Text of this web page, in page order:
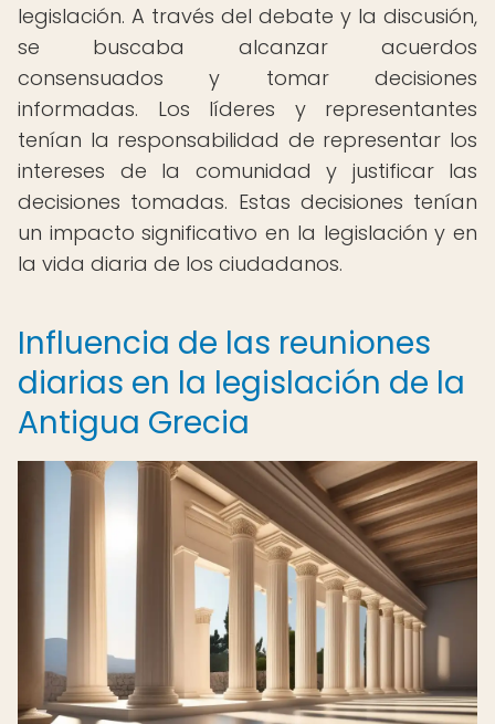
legislación. A través del debate y la discusión,
se buscaba alcanzar acuerdos
consensuados y tomar decisiones
informadas. Los líderes y representantes
tenían la responsabilidad de representar los
intereses de la comunidad y justificar las
decisiones tomadas. Estas decisiones tenían
un impacto significativo en la legislación y en
la vida diaria de los ciudadanos.
Influencia de las reuniones
diarias en la legislación de la
Antigua Grecia